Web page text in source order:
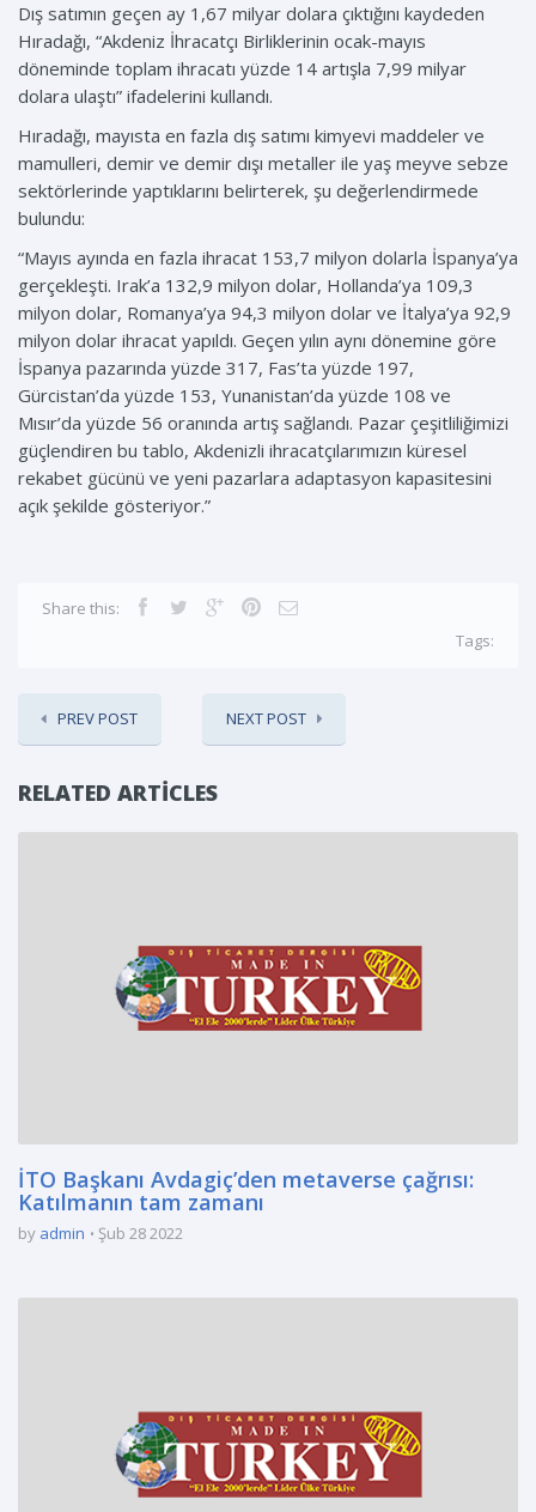
Dış satımın geçen ay 1,67 milyar dolara çıktığını kaydeden
Hıradağı, “Akdeniz İhracatçı Birliklerinin ocak-mayıs
döneminde toplam ihracatı yüzde 14 artışla 7,99 milyar
dolara ulaştı” ifadelerini kullandı.
Hıradağı, mayısta en fazla dış satımı kimyevi maddeler ve
mamulleri, demir ve demir dışı metaller ile yaş meyve sebze
sektörlerinde yaptıklarını belirterek, şu değerlendirmede
bulundu:
“Mayıs ayında en fazla ihracat 153,7 milyon dolarla İspanya’ya
gerçekleşti. Irak’a 132,9 milyon dolar, Hollanda’ya 109,3
milyon dolar, Romanya’ya 94,3 milyon dolar ve İtalya’ya 92,9
milyon dolar ihracat yapıldı. Geçen yılın aynı dönemine göre
İspanya pazarında yüzde 317, Fas’ta yüzde 197,
Gürcistan’da yüzde 153, Yunanistan’da yüzde 108 ve
Mısır’da yüzde 56 oranında artış sağlandı. Pazar çeşitliliğimizi
güçlendiren bu tablo, Akdenizli ihracatçılarımızın küresel
rekabet gücünü ve yeni pazarlara adaptasyon kapasitesini
açık şekilde gösteriyor.”
Share this:
Tags:
PREV POST NEXT POST
RELATED ARTICLES
İTO Başkanı Avdagiç’den metaverse çağrısı:
Katılmanın tam zamanı
by admin Şub 28 2022